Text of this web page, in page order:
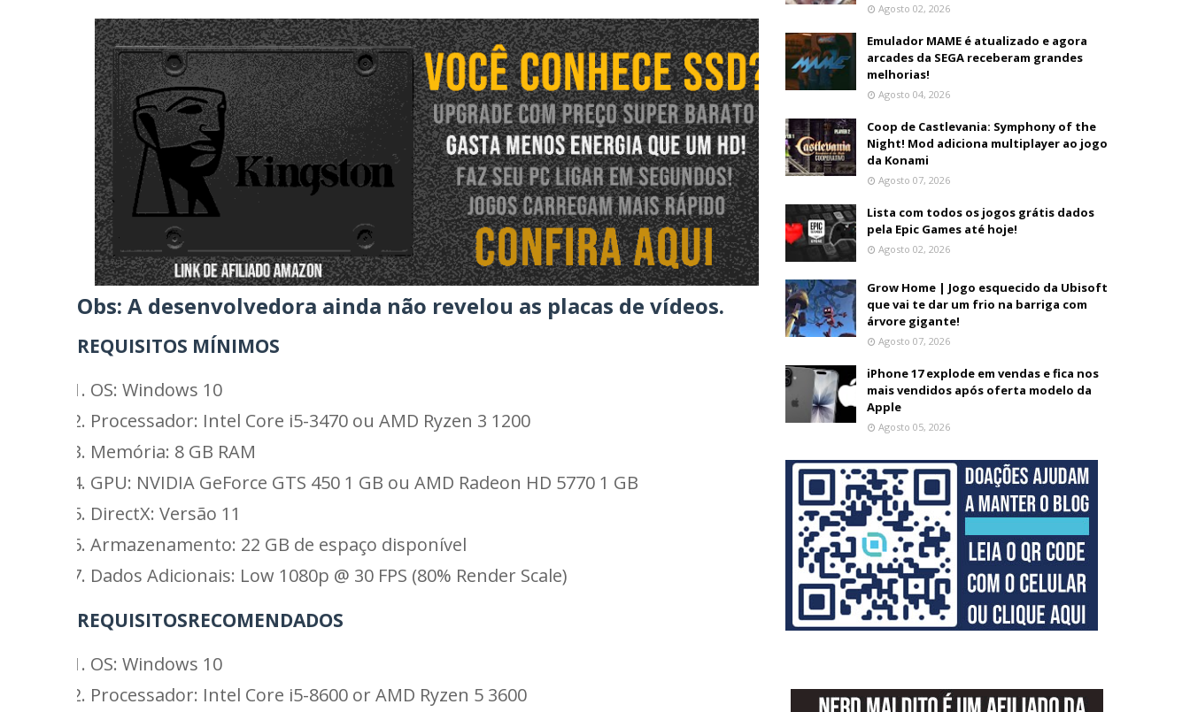
Obs: A desenvolvedora ainda não revelou as placas de vídeos.
REQUISITOS MÍNIMOS
OS: Windows 10
Processador: Intel Core i5-3470 ou AMD Ryzen 3 1200
Memória: 8 GB RAM
GPU: NVIDIA GeForce GTS 450 1 GB ou AMD Radeon HD 5770 1 GB
DirectX: Versão 11
Armazenamento: 22 GB de espaço disponível
Dados Adicionais: Low 1080p @ 30 FPS (80% Render Scale)
REQUISITOSRECOMENDADOS
OS: Windows 10
Processador: Intel Core i5-8600 or AMD Ryzen 5 3600
Agosto 02, 2026
Emulador MAME é atualizado e agora
arcades da SEGA receberam grandes
melhorias!
Agosto 04, 2026
Coop de Castlevania: Symphony of the
Night! Mod adiciona multiplayer ao jogo
da Konami
Agosto 07, 2026
Lista com todos os jogos grátis dados
pela Epic Games até hoje!
Agosto 02, 2026
Grow Home | Jogo esquecido da Ubisoft
que vai te dar um frio na barriga com
árvore gigante!
Agosto 07, 2026
iPhone 17 explode em vendas e fica nos
mais vendidos após oferta modelo da
Apple
Agosto 05, 2026